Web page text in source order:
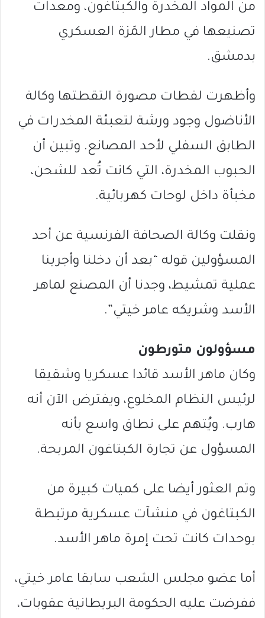
من المواد المخدرة والكبتاغون، ومعدات
تصنيعها في مطار المَزة العسكري
بدمشق.
وأظهرت لقطات مصورة التقطتها وكالة
الأناضول وجود ورشة لتعبئة المخدرات في
الطابق السفلي لأحد المصانع. وتبين أن
الحبوب المخدرة، التي كانت تُعد للشحن،
مخبأة داخل لوحات كهربائية.
ونقلت وكالة الصحافة الفرنسية عن أحد
المسؤولين قوله “بعد أن دخلنا وأجرينا
عملية تمشيط، وجدنا أن المصنع لماهر
الأسد وشريكه عامر خيتي”.
مسؤولون متورطون
وكان ماهر الأسد قائدا عسكريا وشقيقا
لرئيس النظام المخلوع، ويفترض الآن أنه
هارب. ويُتهم على نطاق واسع بأنه
المسؤول عن تجارة الكبتاغون المربحة.
وتم العثور أيضا على كميات كبيرة من
الكبتاغون في منشآت عسكرية مرتبطة
بوحدات كانت تحت إمرة ماهر الأسد.
أما عضو مجلس الشعب سابقا عامر خيتي،
ففرضت عليه الحكومة البريطانية عقوبات،